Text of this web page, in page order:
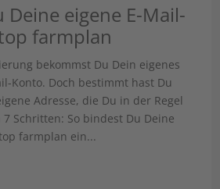
Deine eigene E-Mail-
farmplan
bekommst Du Dein eigenes
Konto. Doch bestimmt hast Du
Adresse, die Du in der Regel
Schritten: So bindest Du Deine
farmplan ein...